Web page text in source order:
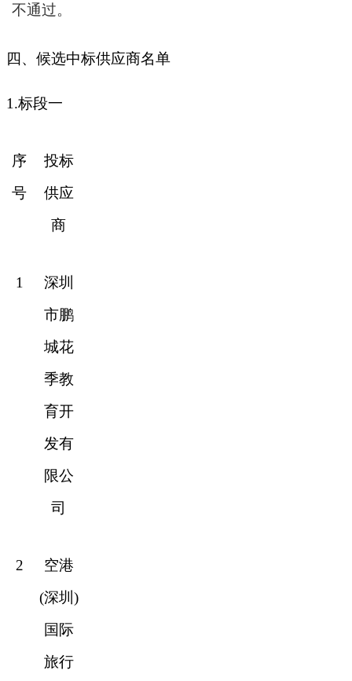
不通过。
四、 候选中标供应商名单
1.标段一
序
号
投标
供应
商
1
深圳
市鹏
城花
季教
育开
发有
限公
司
2
空港
(深圳)
国际
旅行